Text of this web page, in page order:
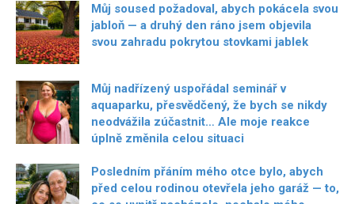
Můj soused požadoval, abych pokácela svou
jabloň — a druhý den ráno jsem objevila
svou zahradu pokrytou stovkami jablek
Můj nadřízený uspořádal seminář v
aquaparku, přesvědčený, že bych se nikdy
neodvážila zúčastnit… Ale moje reakce
úplně změnila celou situaci
Posledním přáním mého otce bylo, abych
před celou rodinou otevřela jeho garáž — to,